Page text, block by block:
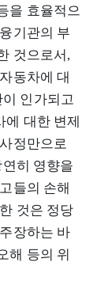
을 효율적으
기관의 부
것으로서,
동차에 대
인가되고
에 대한 변제
정만으로
히 영향을
들의 손해
것은 정당
장하는 바
해 등의 위